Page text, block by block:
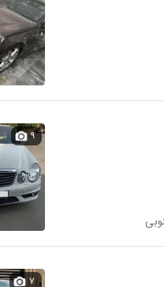
۹
۷